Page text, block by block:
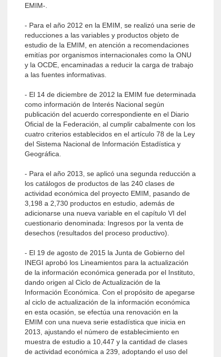
EMIM-.
- Para el año 2012 en la EMIM, se realizó una serie de
reducciones a las variables y productos objeto de
estudio de la EMIM, en atención a recomendaciones
emitías por organismos internacionales como la ONU
y la OCDE, encaminadas a reducir la carga de trabajo
a las fuentes informativas.
- El 14 de diciembre de 2012 la EMIM fue determinada
como información de Interés Nacional según
publicación del acuerdo correspondiente en el Diario
Oficial de la Federación, al cumplir cabalmente con los
cuatro criterios establecidos en el artículo 78 de la Ley
del Sistema Nacional de Información Estadística y
Geográfica.
- Para el año 2013, se aplicó una segunda reducción a
los catálogos de productos de las 240 clases de
actividad económica del proyecto EMIM, pasando de
3,198 a 2,730 productos en estudio, además de
adicionarse una nueva variable en el capítulo VI del
cuestionario denominada: Ingresos por la venta de
desechos (resultados del proceso productivo).
- El 19 de agosto de 2015 la Junta de Gobierno del
INEGI aprobó los Lineamientos para la actualización
de la información económica generada por el Instituto,
dando origen al Ciclo de Actualización de la
Información Económica. Con el propósito de apegarse
al ciclo de actualización de la información económica
en esta ocasión, se efectúa una renovación en la
EMIM con una nueva serie estadística que inicia en
2013, ajustando el número de establecimiento en
muestra de estudio a 10,447 y la cantidad de clases
de actividad económica a 239, adoptando el uso del